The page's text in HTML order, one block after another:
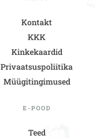
Kontakt
KKK
Kinkekaardid
Privaatsuspoliitika
Müügitingimused
E-POOD
Teed